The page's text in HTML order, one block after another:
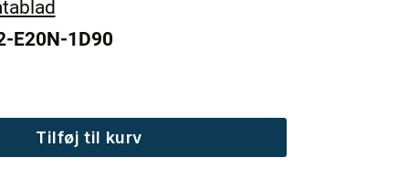
E20N-1D90
Tilføj til kurv